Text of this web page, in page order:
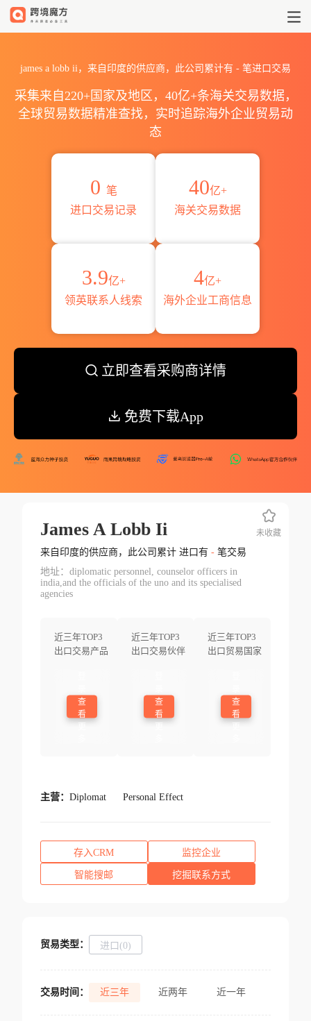
james a lobb ii，来自印度的供应商，此公司累计有 - 笔进口交易
采集来自220+国家及地区，40亿+条海关交易数据，
全球贸易数据精准查找，实时追踪海外企业贸易动
态
0 笔
进口交易记录
40亿+
海关交易数据
3.9亿+
领英联系人线索
4亿+
海外企业工商信息
立即查看采购商详情
免费下载App
James A Lobb Ii
来自印度的供应商，此公司累计 进口有 -笔交易
地址：diplomatic personnel, counselor officers in
india,and the officials of the uno and its specialised
agencies
近三年TOP3
出口交易产品
查
看
近三年TOP3
出口交易伙伴
查
看
近三年TOP3
出口贸易国家
查
看
未收藏
主营： Diplomat Personal Effect
存入CRM 监控企业
智能搜邮 挖掘联系方式
贸易类型： 进口(0)
交易时间： 近三年 近两年 近一年